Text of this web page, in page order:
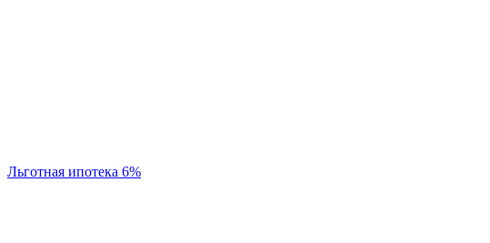
Льготная ипотека 6%